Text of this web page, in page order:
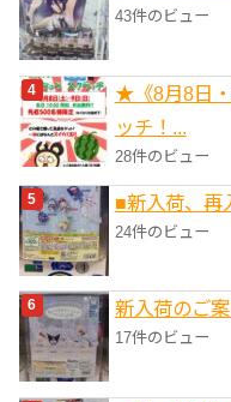
43件のビュー
★《8月8日
ッチ！...
28件のビュー
■新入荷、再
24件のビュー
新入荷のご
17件のビュー